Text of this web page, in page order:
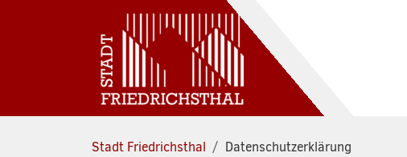
Stadt Friedrichsthal Datenschutzerklärung